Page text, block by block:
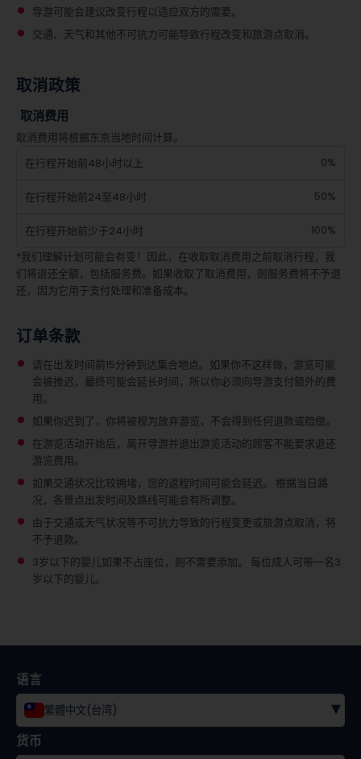
导游可能会建议改变行程以适应双方的需要。
交通、天气和其他不可抗力可能导致行程改变和旅游点取消。
取消政策
取消费用
取消费用将根据东京当地时间计算。
在行程开始前48小时以上
0%
在行程开始前24至48小时 50%
在行程开始前少于24小时
100%
*我们理解计划可能会有变！因此，在收取取消费用之前取消行程，我
们将退还全额，包括服务费。如果收取了取消费用，则服务费将不予退
还，因为它用于支付处理和准备成本。
订单条款
请在出发时间前15分钟到达集合地点。如果你不这样做，游览可能
会被推迟，最终可能会延长时间，所以你必须向导游支付额外的费
用。
如果你迟到了，你将被视为放弃游览，不会得到任何退款或赔偿。
在游览活动开始后，离开导游并退出游览活动的顾客不能要求退还
游览费用。
如果交通状况比较拥堵，您的返程时间可能会延迟。 根据当日路
况，各景点出发时间及路线可能会有所调整。
由于交通或天气状况等不可抗力导致的行程变更或旅游点取消，将
不予退款。
3岁以下的婴儿如果不占座位，则不需要添加。
每位成人可带一名3
岁以下的婴儿。
语言
繁體中文(台湾) ▾
货币